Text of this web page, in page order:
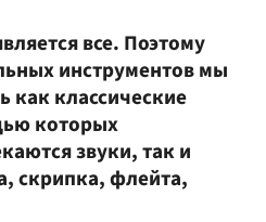
все. Поэтому
инструментов мы
как классические
которых
звуки, так и
скрипка, флейта,